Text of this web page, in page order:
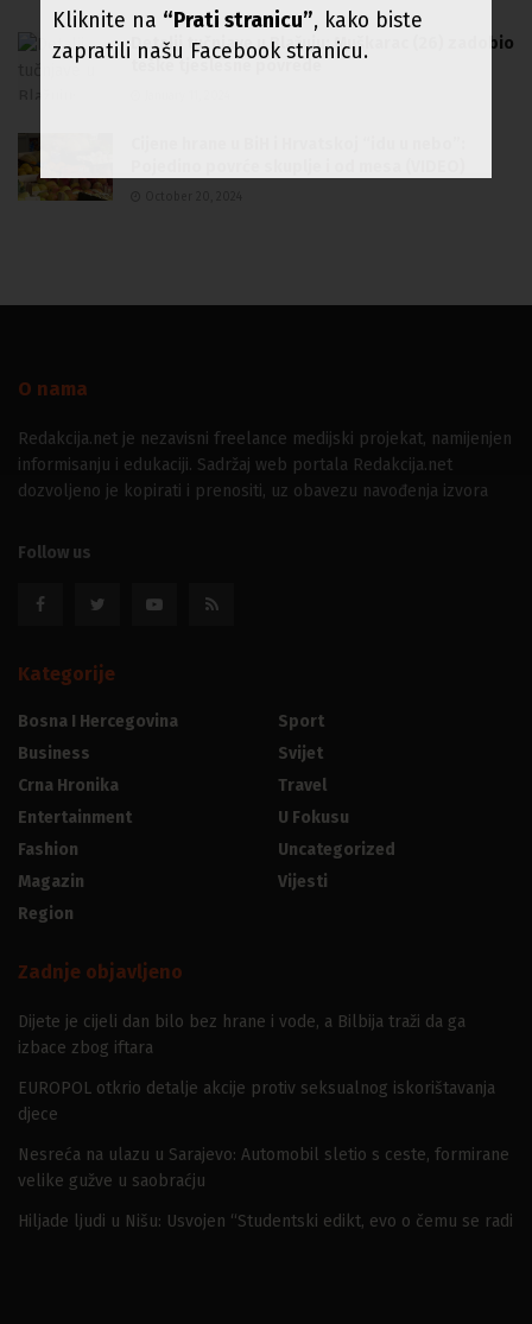
Detalji tučnjave u Blažuju: Muškarac (26) zadobio
teške tjeslesne povrede
O nama
Redakcija.net je nezavisni freelance medijski projekat, namijenjen
informisanju i edukaciji. Sadržaj web portala Redakcija.net
dozvoljeno je kopirati i prenositi, uz obavezu navođenja izvora
Follow us
Kategorije
Bosna I Hercegovina
Business
Crna Hronika
Entertainment
Fashion
Magazin
Region
Sport
Svijet
Travel
U Fokusu
Uncategorized
Vijesti
Zadnje objavljeno
Dijete je cijeli dan bilo bez hrane i vode, a Bilbija traži da ga
izbace zbog iftara
EUROPOL otkrio detalje akcije protiv seksualnog iskorištavanja
djece
Nesreća na ulazu u Sarajevo: Automobil sletio s ceste, formirane
velike gužve u saobraćju
Hiljade ljudi u Nišu: Usvojen “Studentski edikt, evo o čemu se radi
Kliknite na “Prati stranicu”, kako biste
zapratili našu Facebook stranicu.